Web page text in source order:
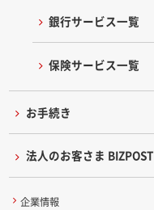
銀行サービス一覧
保険サービス一覧
お手続き
法人のお客さま BIZPOST
企業情報